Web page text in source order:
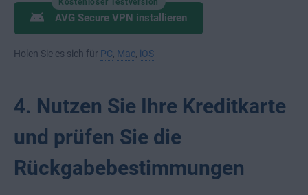
Kostenloser Testversion
AVG Secure VPN installieren
Holen Sie es sich für PC Mac iOS
4. Nutzen Sie Ihre Kreditkarte
und prüfen Sie die
Rückgabebestimmungen